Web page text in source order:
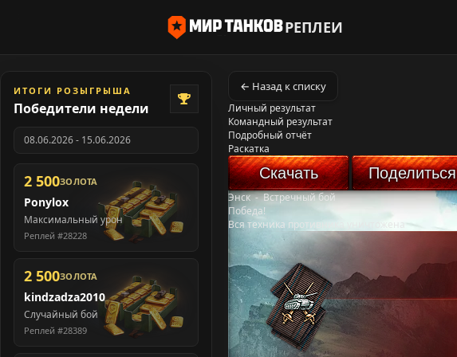
РЕПЛЕИ
ИТОГИ РОЗЫГРЫША
Победители недели
08.06.2026 - 15.06.2026
2 500ЗОЛОТА
Ponylox
Максимальный урон
Реплей #28228
2 500ЗОЛОТА
kindzadza2010
Случайный бой
Реплей #28389
← Назад к списку
Личный результат
Командный результат
Подробный отчёт
Раскатка
Скачать Поделиться
Энск-Встречный бой
Победа!
Вся техника противника уничтожена